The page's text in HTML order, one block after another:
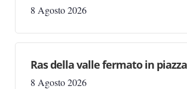
8 Agosto 2026
Ras della valle fermato in
8 Agosto 2026